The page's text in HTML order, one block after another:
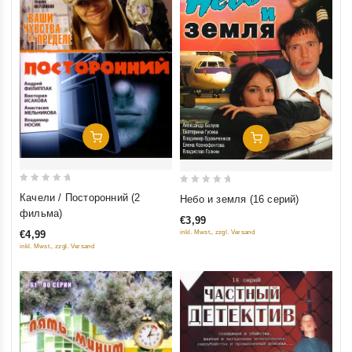
Добавить В Корзину
5
Качели / Посторонний (2
фильма)
€4,99
inkl. Mwst., zzgl. Versand
Добавить В Корзину
of
Небо и земля (16 серий)
€3,99
inkl. Mwst., zzgl. Versand